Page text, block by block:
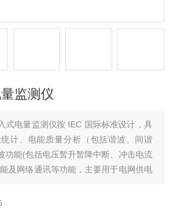
监测仪
式电量监测仪按 IEC 国际标准设计，具
计、电能质量分析（包括谐波、间谐
功能(包括电压暂升暂降中断、冲击电流
及网络通讯等功能，主要用于电网供电